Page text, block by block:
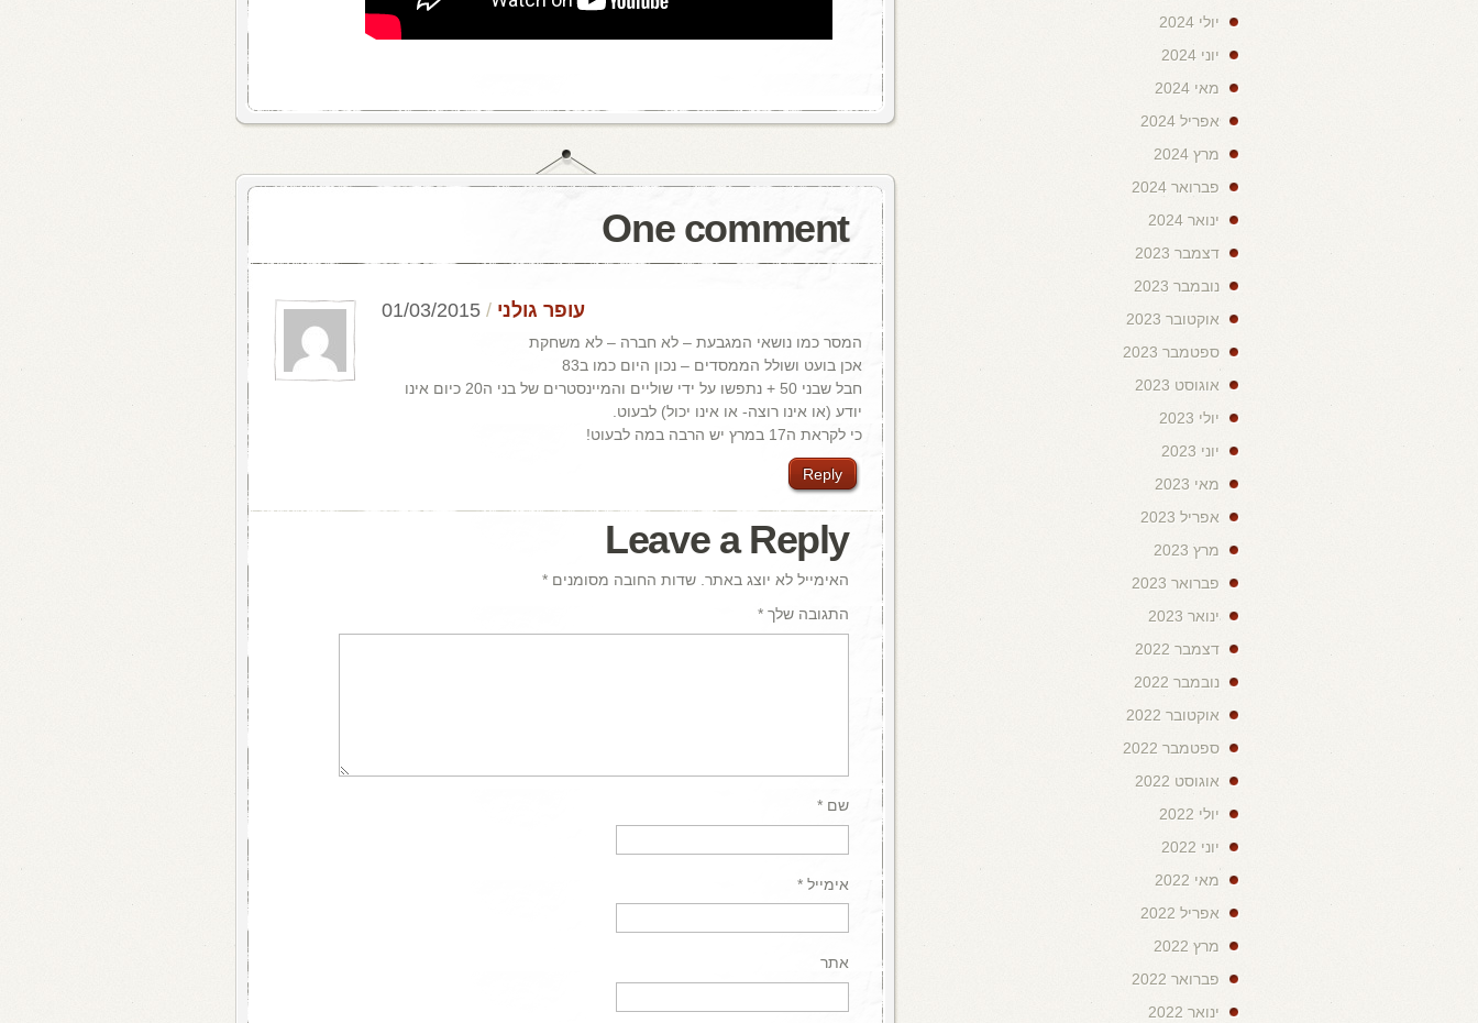
One comment
עופר גולני /
01/03/2015
המסר כמו נושאי המגבעת – לא חברה – לא משחקת
אכן בועט ושולל הממסדים – נכון היום כמו ב83
חבל שבני 50 + נתפשו על ידי שוליים והמיינסטרים של בני ה20 כיום אינו
יודע (או אינו רוצה- או אינו יכול) לבעוט.
כי לקראת ה17 במרץ יש הרבה במה לבעוט!
Reply
Leave a Reply
האימייל לא יוצג באתר. שדות החובה מסומנים *
התגובה שלך *
שם *
אימייל *
אתר
יולי 2024
יוני 2024
מאי 2024
אפריל 2024
מרץ 2024
פברואר 2024
ינואר 2024
דצמבר 2023
נובמבר 2023
אוקטובר 2023
ספטמבר 2023
אוגוסט 2023
יולי 2023
יוני 2023
מאי 2023
אפריל 2023
מרץ 2023
פברואר 2023
ינואר 2023
דצמבר 2022
נובמבר 2022
אוקטובר 2022
ספטמבר 2022
אוגוסט 2022
יולי 2022
יוני 2022
מאי 2022
אפריל 2022
מרץ 2022
פברואר 2022
ינואר 2022